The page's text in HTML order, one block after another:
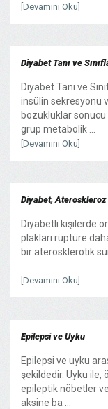
[Devamını Oku]
Diyabet Tanı ve
Diyabet Tanı ve
insülin sekresyonu
bozukluklar
grup metabolik ...
[Devamını Oku]
Diyabet, Ateroskleroz
Diyabetli kişilerde
plakları rüptüre
bir aterosklerotik
[Devamını Oku]
Epilepsi ve Uyku
Epilepsi ve uyku
şekildedir. Uyku ile,
epileptik nöbetler
aksine ba ...